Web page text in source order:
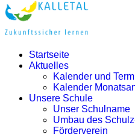
Startseite
Aktuelles
Kalender und
Kalender
Unsere Schule
Unser Schulname
Umbau des
Förderverein